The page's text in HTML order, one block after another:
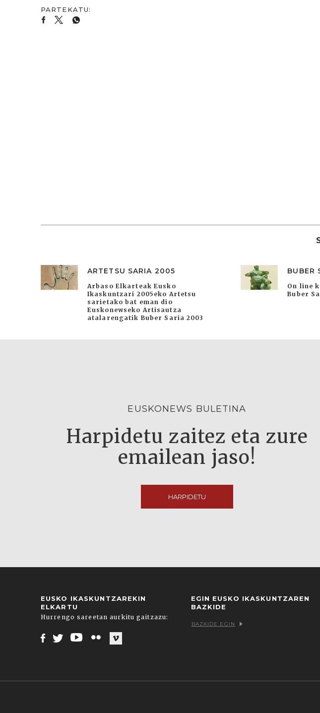
ARTETSU SARIA 2005
Arbaso Elkarteak Eusko
Ikaskuntzari 2005eko Artetsu
sarietako bat eman dio
Euskonewseko Artisautza
atalarengatik Buber Saria 2003
BUBER
On line
Buber
EUSKONEWS BULETINA
Harpidetu zaitez eta zure
emailean jaso!
HARPIDETU
EUSKO IKASKUNTZAREKIN
ELKARTU
Hurrengo sareetan aurkitu gaitzazu:
EGIN EUSKO IKASKUNTZAREN
BAZKIDE
BAZKIDE EGIN